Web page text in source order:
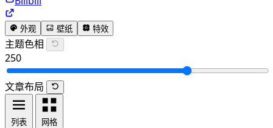
外观 壁纸 特效
主题色相
250
文章布局
列表 网格